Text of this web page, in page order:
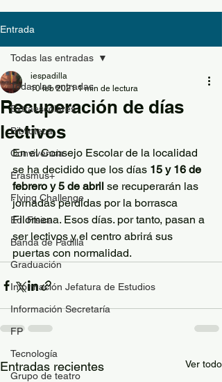
Entrada
Todas las entradas
Extraescolares
Biblioteca
Convivencia
Erasmus+
Flying Challenge
Ed. Física
Banda de Padilla
Graduación
Información Jefatura de Estudios
Información Secretaría
FP
Tecnología
Grupo de teatro
Todas las entradas
Recuperación de días
lectivos
iespadilla
10 feb 2021 1 min de lectura
En el Consejo Escolar de la localidad
se ha decidido que los días 15 y 16 de
febrero y 5 de abril se recuperarán las
jornadas perdidas por la borrasca
Filomena. Esos días. por tanto, pasan a
ser lectivos y el centro abrirá sus
puertas con normalidad.
Entradas recientes Ver todo